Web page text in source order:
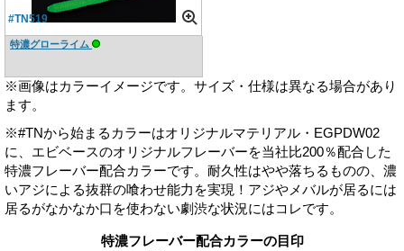
#TN519
特濃グローライム
※画像はカラーイメージです。サイズ・仕様は異なる場合があり
ます。
※#TNから始まるカラーはオリジナルマテリアル・EGPDW02
に、エビベースのオリジナルフレーバーを当社比200％配合した
特濃フレーバー配合カラーです。耐久性はやや落ちるものの、濃
いアジによる抜群の喰わせ能力を実現！アジやメバルが居るには
居るがなかなか口を使わない劇渋な状況にはコレです。
特濃フレーバー配合カラーの目印